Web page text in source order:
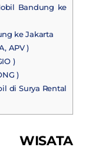
Bandung ke
ke Jakarta
APV )
)
)
di Surya Rental
WISATA